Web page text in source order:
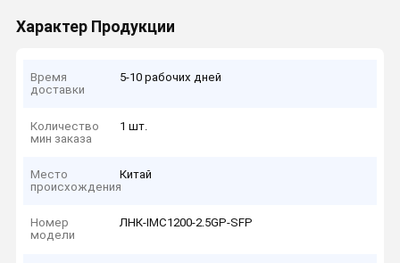
Характер Продукции
Время
доставки
5-10 рабочих дней
Количество
мин заказа
1 шт.
Место
происхождения
Китай
Номер
модели
ЛНК-IMC1200-2.5GP-SFP